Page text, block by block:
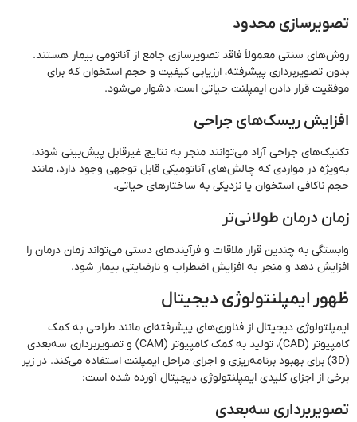
تصویرسازی محدود
روش‌های سنتی معمولاً فاقد تصویرسازی جامع از آناتومی بیمار هستند.
بدون تصویربرداری پیشرفته، ارزیابی کیفیت و حجم استخوان که برای
موفقیت قرار دادن ایمپلنت حیاتی است، دشوار می‌شود.
افزایش ریسک‌های جراحی
تکنیک‌های جراحی آزاد می‌توانند منجر به نتایج غیرقابل پیش‌بینی شوند،
به‌ویژه در مواردی که چالش‌های آناتومیکی قابل توجهی وجود دارد، مانند
حجم ناکافی استخوان یا نزدیکی به ساختارهای حیاتی.
زمان درمان طولانی‌تر
وابستگی به چندین قرار ملاقات و فرآیندهای دستی می‌تواند زمان درمان را
افزایش دهد و منجر به افزایش اضطراب و نارضایتی بیمار شود.
ظهور ایمپلنتولوژی دیجیتال
ایمپلتولوژی دیجیتال از فناوری‌های پیشرفته‌ای مانند طراحی به کمک
کامپیوتر (CAD)، تولید به کمک کامپیوتر (CAM) و تصویربرداری سه‌بعدی
(3D) برای بهبود برنامه‌ریزی و اجرای مراحل ایمپلنت استفاده می‌کند. در زیر
برخی از اجزای کلیدی ایمپلنتولوژی دیجیتال آورده شده است:
تصویربرداری سه‌بعدی